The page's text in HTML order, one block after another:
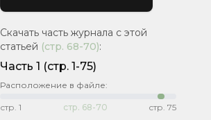
Скачать часть журнала с этой
статьей (стр. 68-70):
Часть 1 (стр. 1-75)
Расположение в файле:
стр. 1 стр. 68-70 стр. 75